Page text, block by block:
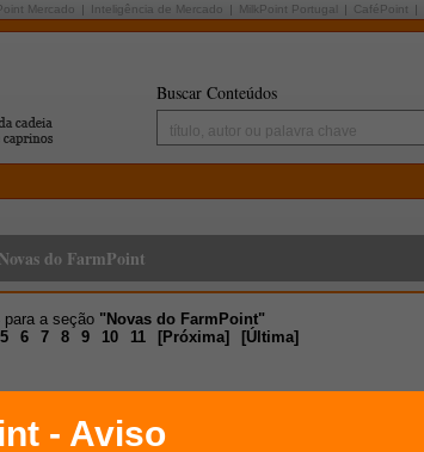
Mercado Inteligência de Mercado MilkPoint Portugal CaféPoint
Buscar Conteúdos
Novas do FarmPoint
para a seção "Novas do FarmPoint"
5 6 7 8 9 10 11 [Próxima] [Última]
Mais comentados